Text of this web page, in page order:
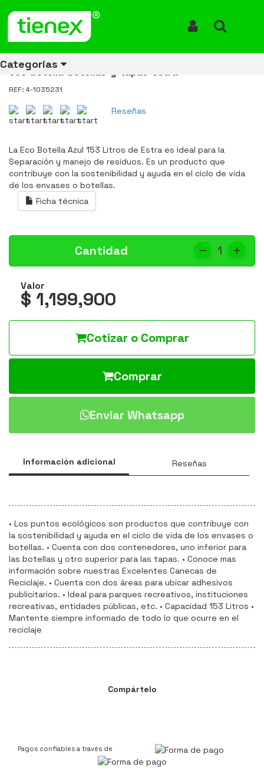
Categorías
Eco Botella Color Azul 153 Litros Estra 4-1035231
Eco Botella Color Azul 153 Litros
Estra 4-1035231
eco-botella-botellas-y-tapas-estra
REF: 4-1035231
Reseñas
La Eco Botella Azul 153 Litros de Estra es ideal para la
Separación y manejo de residuos. Es un producto que
contribuye con la sostenibilidad y ayuda en el ciclo de vida
de los envases o botellas.
Ficha técnica
Cantidad 1
Valor
$ 1,199,900
Cotizar o Comprar
Comprar
Enviar Whatsapp
Información adicional Reseñas
• Los puntos ecológicos son productos que contribuye con
la sostenibilidad y ayuda en el ciclo de vida de los envases o
botellas. • Cuenta con dos contenedores, uno inferior para
las botellas y otro superior para las tapas. • Conoce mas
información sobre nuestras Excelentes Canecas de
Reciclaje. • Cuenta con dos áreas para ubicar adhesivos
publicitarios. • Ideal para parques recreativos, instituciones
recreativas, entidades públicas, etc. • Capacidad 153 Litros •
Mantente siempre informado de todo lo que ocurre en el
reciclaje
Compártelo
Pagos confiables a través de
Ver todos
ENERGÍA
Ver todos
CANECAS
DE
RECICLAJE
Ver todos
RUBBERMAID
Ver todos
EQUIPOS
DE
LIMPIEZA
Ver todos
MANEJO
DE
MATERIALES
Ver todos
AIRE
LIBRE
Ver todos
ACCESORIOS
PARA
BAÑOS